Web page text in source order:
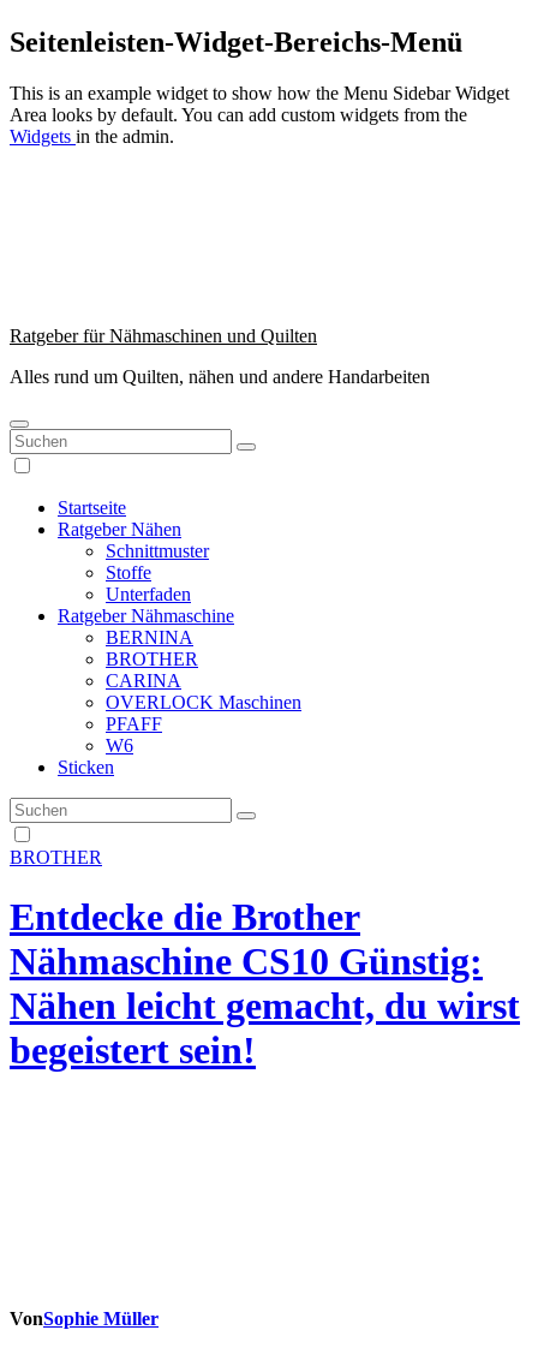
Zum
Inhalt
Seitenleisten-Widget-Bereichs-Menü
This is an example widget to show how the Menu Sidebar Widget
Area looks by default. You can add custom widgets from the
Widgets in the admin.
Ratgeber für Nähmaschinen und Quilten
Alles rund um Quilten, nähen und andere Handarbeiten
Startseite
Ratgeber Nähen
Schnittmuster
Stoffe
Unterfaden
Ratgeber Nähmaschine
BERNINA
BROTHER
CARINA
OVERLOCK Maschinen
PFAFF
W6
Sticken
BROTHER
Entdecke die Brother
Nähmaschine CS10 Günstig:
Nähen leicht gemacht, du wirst
begeistert sein!
VonSophie Müller